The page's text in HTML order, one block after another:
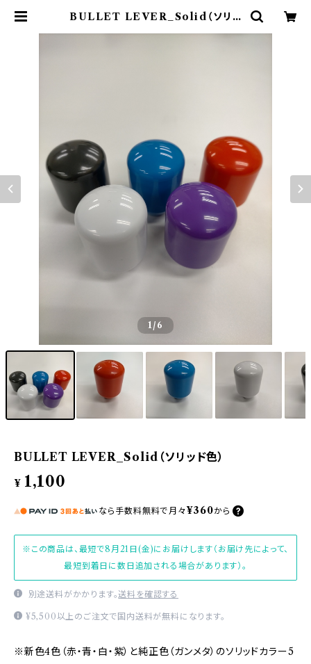
BULLET LEVER_Solid（ソリッ
1/6
BULLET LEVER_Solid（ソリッド色）
¥ 1,100
なら 手数料無料で 月々¥360から
※この商品は、最短で8月21日(金)にお届けします（お届け先によって、
最短到着日に数日追加される場合があります）。
別途送料がかかります。送料を確認する
¥5,500以上のご注文で国内送料が無料になります。
※新色4色（赤・青・白・紫）と純正色（ガンメタ）のソリッドカラー5